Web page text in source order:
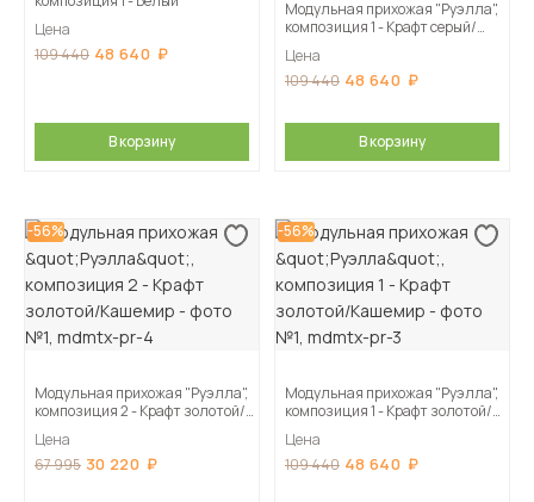
Цена
109 440 48 640
В корзину
Модульная прихожая "Руэлла",
композиция 1 - Крафт серый/
Цена
109 440 48 640
В корзину
-56%
Модульная прихожая "Руэлла",
композиция 2 - Крафт золотой/
Цена
67 995 30 220
-56%
Модульная прихожая "Руэлла",
композиция 1 - Крафт золотой/
Цена
109 440 48 640